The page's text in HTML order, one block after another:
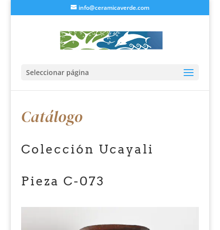
info@ceramicaverde.com
Seleccionar página
Catálogo
Colección Ucayali
Pieza C-073